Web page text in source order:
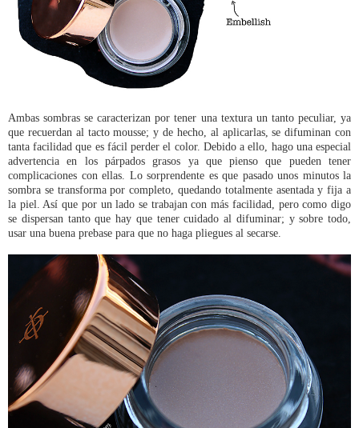
Ambas sombras se caracterizan por tener una textura un tanto peculiar, ya
que recuerdan al tacto mousse; y de hecho, al aplicarlas, se difuminan con
tanta facilidad que es fácil perder el color. Debido a ello, hago una especial
advertencia en los párpados grasos ya que pienso que pueden tener
complicaciones con ellas. Lo sorprendente es que pasado unos minutos la
sombra se transforma por completo, quedando totalmente asentada y fija a
la piel. Así que por un lado se trabajan con más facilidad, pero como digo
se dispersan tanto que hay que tener cuidado al difuminar; y sobre todo,
usar una buena prebase para que no haga pliegues al secarse.